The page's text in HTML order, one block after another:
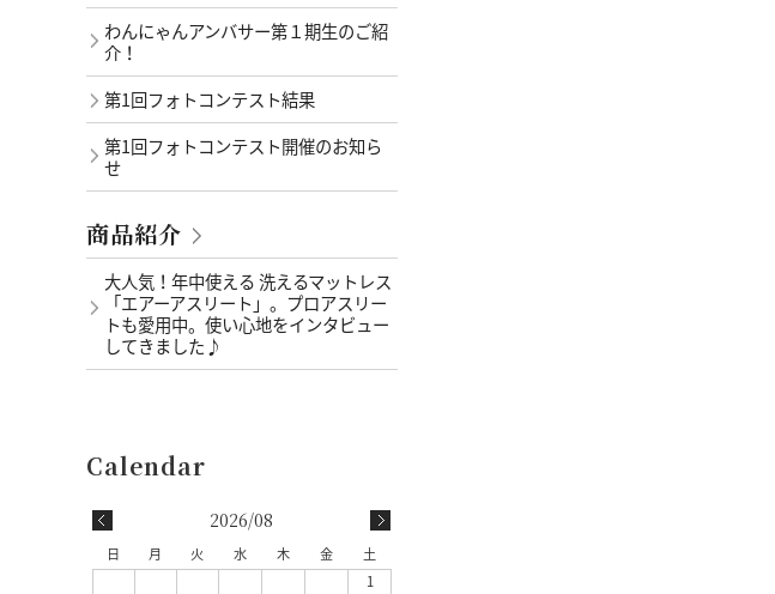
わんにゃんアンバサー第１期生のご紹
介！
第1回フォトコンテスト結果
第1回フォトコンテスト開催のお知ら
せ
商品紹介
大人気！年中使える 洗えるマットレス
「エアーアスリート」。プロアスリー
トも愛用中。使い心地をインタビュー
してきました♪
2026/08
日 月 火 水 木 金
土
1